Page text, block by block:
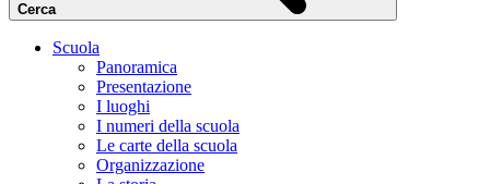
Cerca
Scuola
Panoramica
Presentazione
I luoghi
I numeri della scuola
Le carte della scuola
Organizzazione